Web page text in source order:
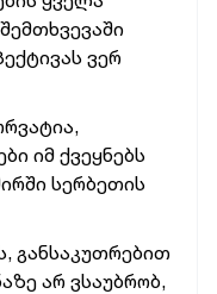
ვერ
იმ ქვეყნებს
სერბეთის
განსაკუთრებით
არ ვსაუბრობ,